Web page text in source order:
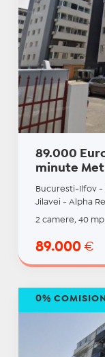
89.000
minute
Bucuresti-Ilfov -
Jilavei - Alpha
2 camere, 40
89.000 €
0% COMISION